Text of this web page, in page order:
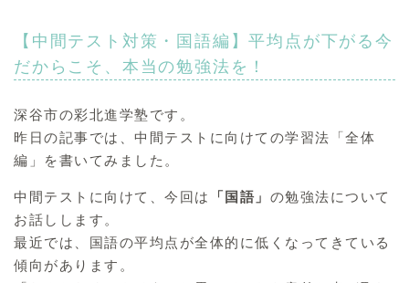
【中間テスト対策・国語編】平均点が下がる今
だからこそ、本当の勉強法を！
深谷市の彩北進学塾です。
昨日の記事では、中間テストに向けての学習法「全体
編」を書いてみました。
中間テストに向けて、今回は 「国語」 の勉強法について
お話しします。
最近では、国語の平均点が全体的に低くなってきている
傾向があります。